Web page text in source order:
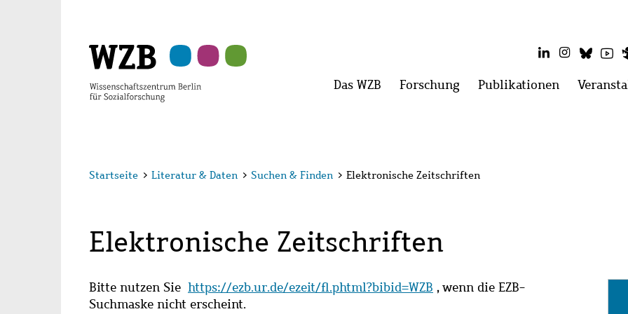
LinkedInInstagram
Hauptmenü
Das WZB Menü
Forschung Menü
Publikationen Menü
Startseite > Literatur & Daten > Suchen & Finden > Elektronische Zeitschriften
Elektronische Zeitschriften
Bitte nutzen Sie https://ezb.ur.de/ezeit/fl.phtml?bibid=WZB , wenn die EZB-
Suchmaske nicht erscheint.